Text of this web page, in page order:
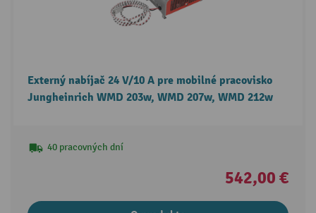
Externý nabíjač 24 V/10 A pre mobilné pracovisko
Jungheinrich WMD 203w, WMD 207w, WMD 212w
40 pracovných dní
542,00 €